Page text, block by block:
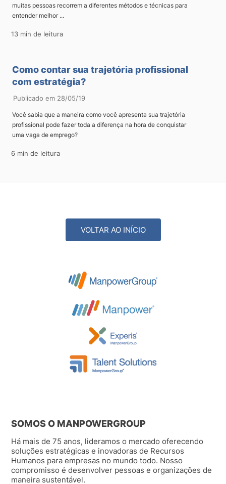
muitas pessoas recorrem a diferentes métodos e técnicas para
entender melhor ...
13 min de leitura
Como contar sua trajetória profissional
com estratégia?
Publicado em 28/05/19
Você sabia que a maneira como você apresenta sua trajetória
profissional pode fazer toda a diferença na hora de conquistar
uma vaga de emprego?
6 min de leitura
VOLTAR AO INÍCIO
SOMOS O MANPOWERGROUP
Há mais de 75 anos, lideramos o mercado oferecendo
soluções estratégicas e inovadoras de Recursos
Humanos para empresas no mundo todo. Nosso
compromisso é desenvolver pessoas e organizações de
maneira sustentável.